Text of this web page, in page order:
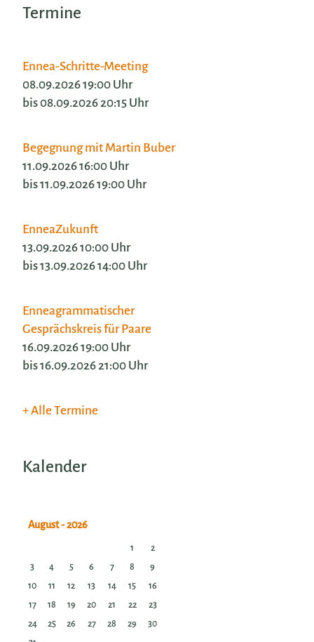
Termine
Ennea-Schritte-Meeting
08.09.2026 19:00 Uhr
bis 08.09.2026 20:15 Uhr
Begegnung mit Martin Buber
11.09.2026 16:00 Uhr
bis 11.09.2026 19:00 Uhr
EnneaZukunft
13.09.2026 10:00 Uhr
bis 13.09.2026 14:00 Uhr
Enneagrammatischer
Gesprächskreis für Paare
16.09.2026 19:00 Uhr
bis 16.09.2026 21:00 Uhr
Alle Termine
Kalender
1
2
3
4 5 6 7 8
9
10
11 12 13 14 15
16
17
18 19 20 21 22
23
24
25 26 27 28 29
30